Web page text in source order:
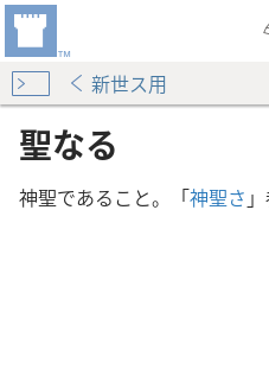
新世ス用
聖なる
神聖であること。「神聖さ